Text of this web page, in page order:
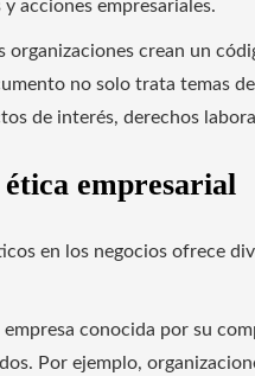
acciones empresariales.
organizaciones crean un
no solo trata temas
de interés, derechos
empresarial
en los negocios ofrece
empresa conocida por su
Por ejemplo,